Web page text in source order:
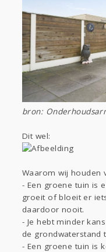
bron:
Dit wel:
Waarom wij houden
- Een groene tuin is
groeit of bloeit er
daardoor nooit.
- Je hebt minder
de grondwaterstand
- Een groene tuin is